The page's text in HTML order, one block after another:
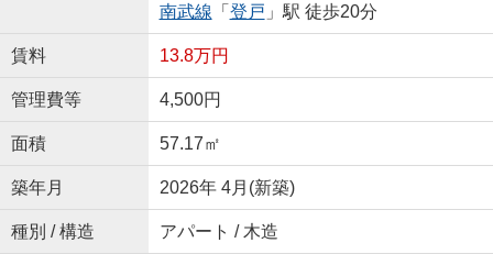
南武線 「 登戸 」駅 徒歩20分
賃料 13.8万円
管理費等 4,500円
面積 57.17㎡
築年月 2026年 4月(新築)
種別 / 構造 アパート / 木造